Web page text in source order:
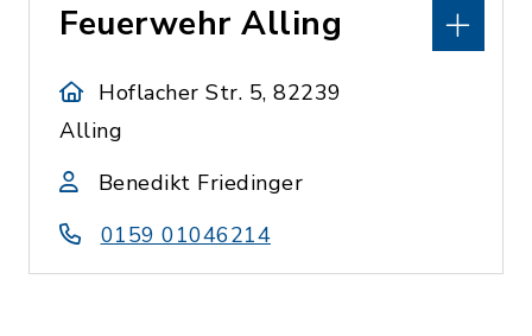
Feuerwehr Alling
Hoflacher Str. 5, 82239
Alling
Benedikt Friedinger
0159 01046214